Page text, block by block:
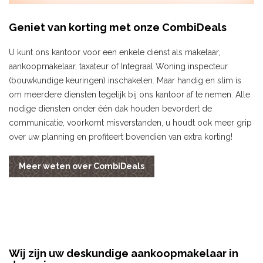
Geniet van korting met onze CombiDeals
U kunt ons kantoor voor een enkele dienst als makelaar,
aankoopmakelaar, taxateur of Integraal Woning inspecteur
(bouwkundige keuringen) inschakelen. Maar handig en slim is
om meerdere diensten tegelijk bij ons kantoor af te nemen. Alle
nodige diensten onder één dak houden bevordert de
communicatie, voorkomt misverstanden, u houdt ook meer grip
over uw planning en profiteert bovendien van extra korting!
Meer weten over CombiDeals
Wij zijn uw deskundige aankoopmakelaar in